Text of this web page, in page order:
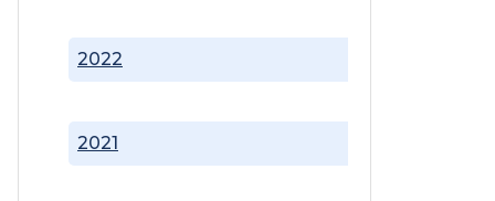
2021
2022